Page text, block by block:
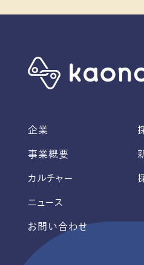
企業
事業概要
カルチャー
ニュース
お問い合わせ